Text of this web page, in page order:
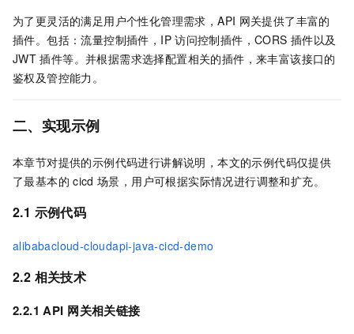
为了更灵活的满足用户个性化管理需求，API 网关提供了丰富的
插件。包括：流量控制插件，IP 访问控制插件，CORS 插件以及
JWT 插件等。并根据需求选择配置相关的插件，来丰富该接口的
鉴权及管控能力。
二、实现示例
本章节对提供的示例代码进行讲解说明，本文的示例代码仅提供
了最基本的 cicd 场景，用户可根据实际情况进行调整和扩充。
2.1 示例代码
alibabacloud-cloudapi-java-cicd-demo
2.2 相关技术
2.2.1 API 网关相关链接